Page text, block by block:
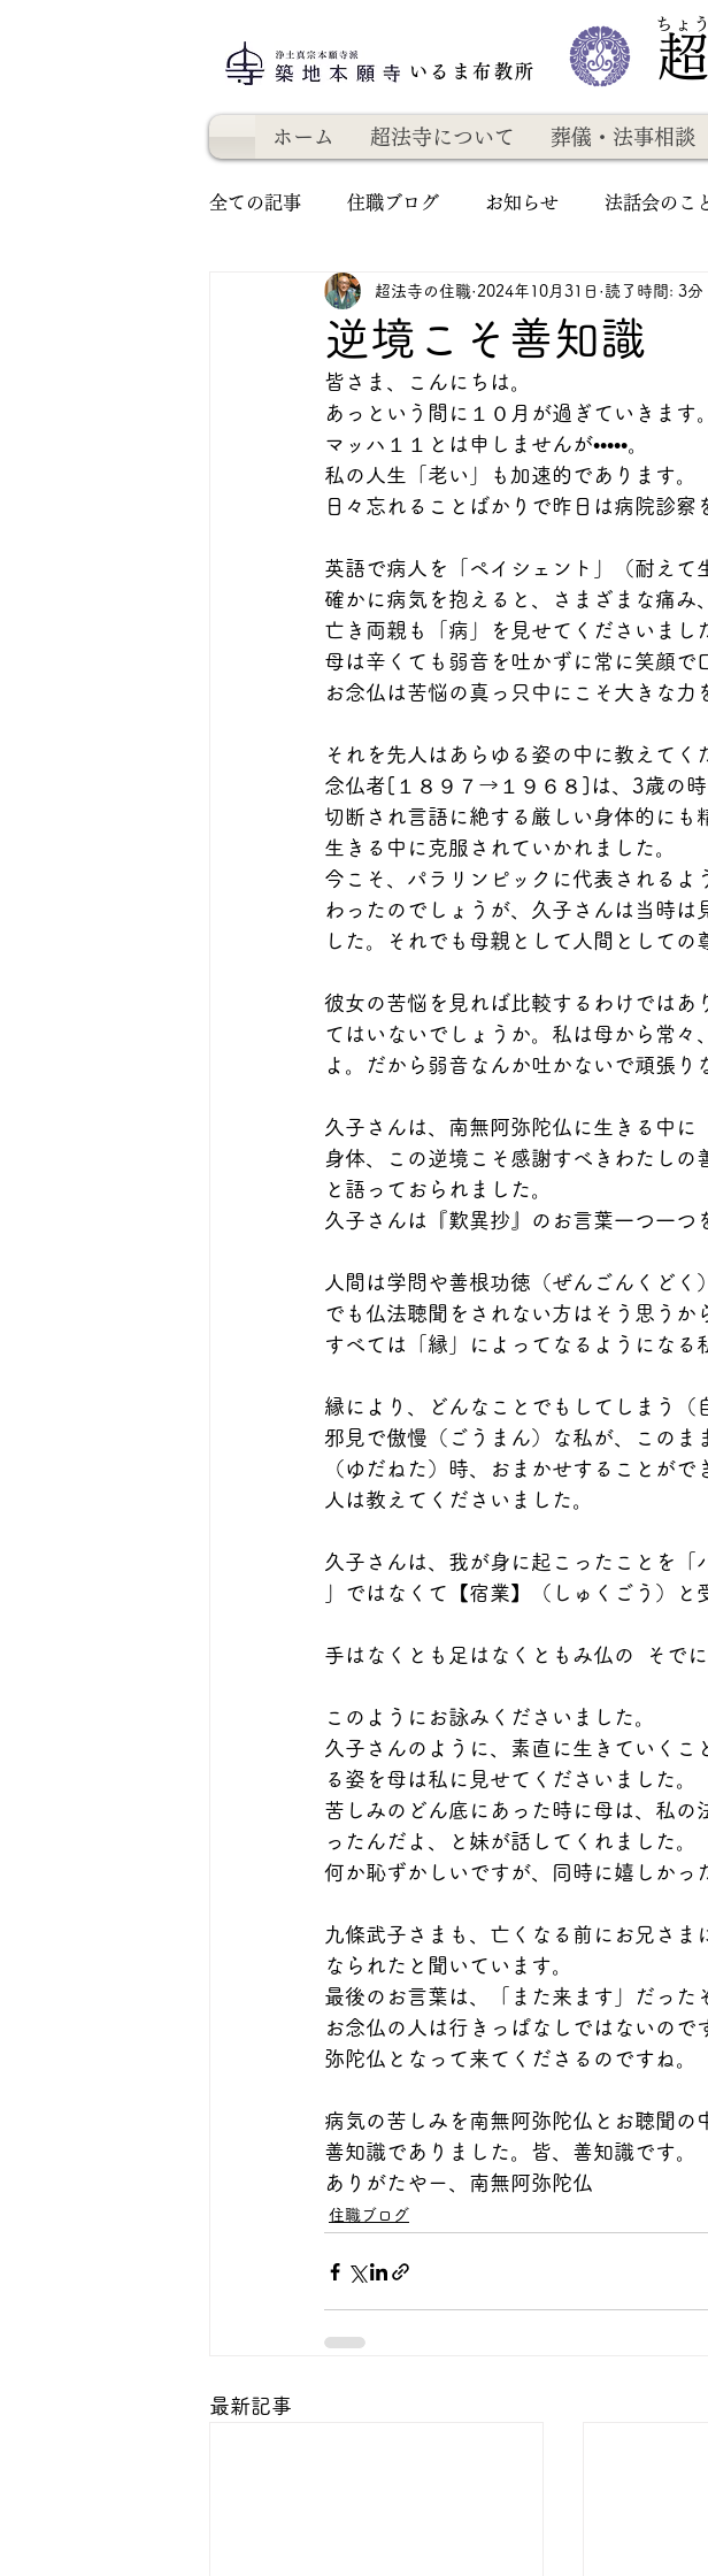
いるま布教所
ちょ
ホーム 超法寺について 葬儀・法事相談
全ての記事 住職ブログ お知らせ 法話会のこ
逆境こそ善知識
超法寺の住職 2024年10月31日 読了時間: 3分
皆さま、こんにちは。
あっという間に１０月が過ぎていきます。
マッハ１１とは申しませんが•••••。
私の人生「老い」も加速的であります。
日々忘れることばかりで昨日は病院診察
英語で病人を「ペイシェント」（耐えて
確かに病気を抱えると、さまざまな痛み
亡き両親も「病」を見せてくださいまし
母は辛くても弱音を吐かずに常に笑顔で
お念仏は苦悩の真っ只中にこそ大きな力
それを先人はあらゆる姿の中に教えて
念仏者[１８９７→１９６８]は、3歳の
切断され言語に絶する厳しい身体的にも
生きる中に克服されていかれました。
今こそ、パラリンピックに代表される
わったのでしょうが、久子さんは当時
した。それでも母親として人間としての
彼女の苦悩を見れば比較するわけではあ
てはいないでしょうか。私は母から常
よ。だから弱音なんか吐かないで頑張り
久子さんは、南無阿弥陀仏に生きる中
身体、この逆境こそ感謝すべきわたしの
と語っておられました。
久子さんは『歎異抄』のお言葉一つ一つ
人間は学問や善根功徳（ぜんごんくどく
でも仏法聴聞をされない方はそう思うか
すべては「縁」によってなるようになる
縁により、どんなことでもしてしまう
邪見で傲慢（ごうまん）な私が、このま
（ゆだねた）時、おまかせすることが
人は教えてくださいました。
久子さんは、我が身に起こったことを「
」ではなくて【宿業】（しゅくごう）
手はなくとも足はなくともみ仏の  そで
このようにお詠みくださいました。
久子さんのように、素直に生きていくこ
る姿を母は私に見せてくださいました。
苦しみのどん底にあった時に母は、私
ったんだよ、と妹が話してくれました。
何か恥ずかしいですが、同時に嬉しかっ
九條武子さまも、亡くなる前にお兄さ
なられたと聞いています。
最後のお言葉は、「また来ます」だった
お念仏の人は行きっぱなしではないの
弥陀仏となって来てくださるのですね。
病気の苦しみを南無阿弥陀仏とお聴聞
善知識でありました。皆、善知識です。
ありがたやー、南無阿弥陀仏
住職ブログ
最新記事